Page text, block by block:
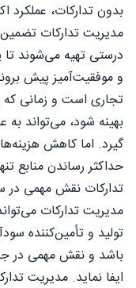
بدون تدارکات، عملکرد
مدیریت تدارکات
درستی تهیه می‌شوند تا
و موفقیت‌آمیز پیش
تجاری است و زمانی که
بهینه شود، می‌تواند به
گیرد. اما کاهش
حداکثر رساندن منابع
تدارکات نقش مهمی در
مدیریت تدارکات
تولید و تأمین‌کننده
باشد و نقش مهمی در
ایفا نماید. مدیریت